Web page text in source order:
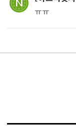
ㅠㅠ